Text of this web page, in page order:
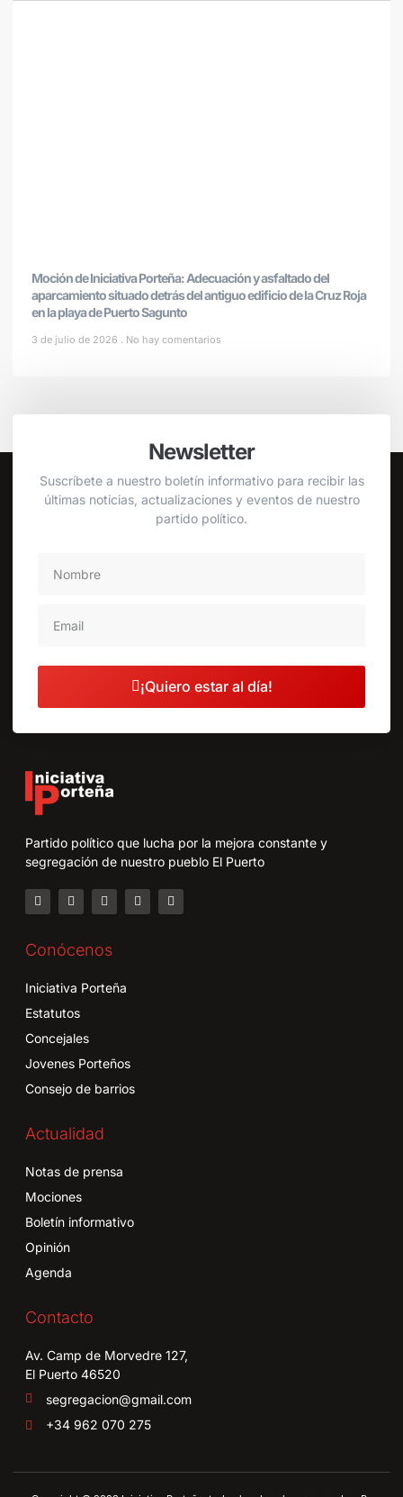
Moción de Iniciativa Porteña: Adecuación y asfaltado del
aparcamiento situado detrás del antiguo edificio de la Cruz Roja
en la playa de Puerto Sagunto
3 de julio de 2026 No hay comentarios
Newsletter
Suscríbete a nuestro boletín informativo para recibir las
últimas noticias, actualizaciones y eventos de nuestro
partido político.
¡Quiero estar al día!
Partido político que lucha por la mejora constante y
segregación de nuestro pueblo El Puerto
Conócenos
Iniciativa Porteña
Estatutos
Concejales
Jovenes Porteños
Consejo de barrios
Actualidad
Notas de prensa
Mociones
Boletín informativo
Opinión
Agenda
Contacto
Av. Camp de Morvedre 127,
El Puerto 46520
segregacion@gmail.com
+34 962 070 275